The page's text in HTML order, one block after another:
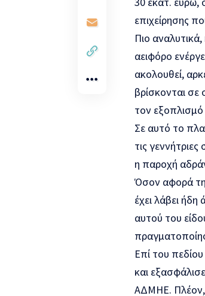
επιχείρησης
Πιο
αειφόρο
ακολουθεί,
βρίσκονται
τον εξοπλισμό
Σε αυτό το
τις
η παροχή
Όσον αφορά
έχει λάβει
αυτού του
Επί του
και
ΑΔΜΗΕ. Πλέον,